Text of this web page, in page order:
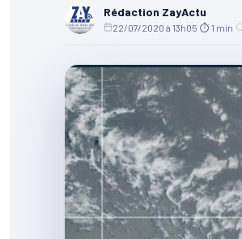
Rédaction ZayActu
22/07/2020 à 13h05 ⏱ 1 min